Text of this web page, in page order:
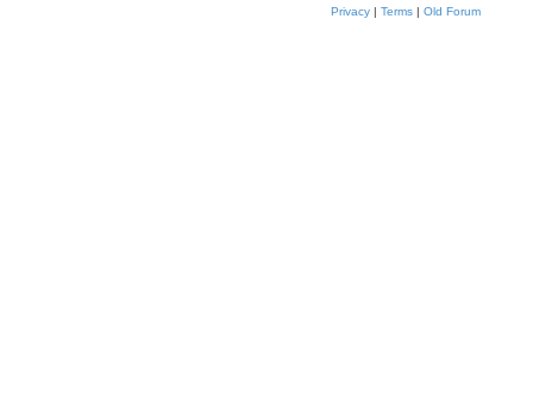
Privacy| Terms| Old Forum